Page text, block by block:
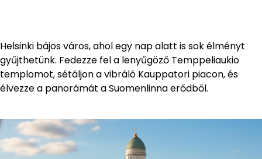
Helsinki bájos város, ahol egy nap alatt is sok élményt
gyűjthetünk. Fedezze fel a lenyűgöző Temppeliaukio
templomot, sétáljon a vibráló Kauppatori piacon, és
élvezze a panorámát a Suomenlinna erődből.